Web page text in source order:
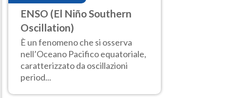
ENSO (El Niño Southern
Oscillation)
È un fenomeno che si osserva
nell’Oceano Pacifico equatoriale,
caratterizzato da oscillazioni
period...